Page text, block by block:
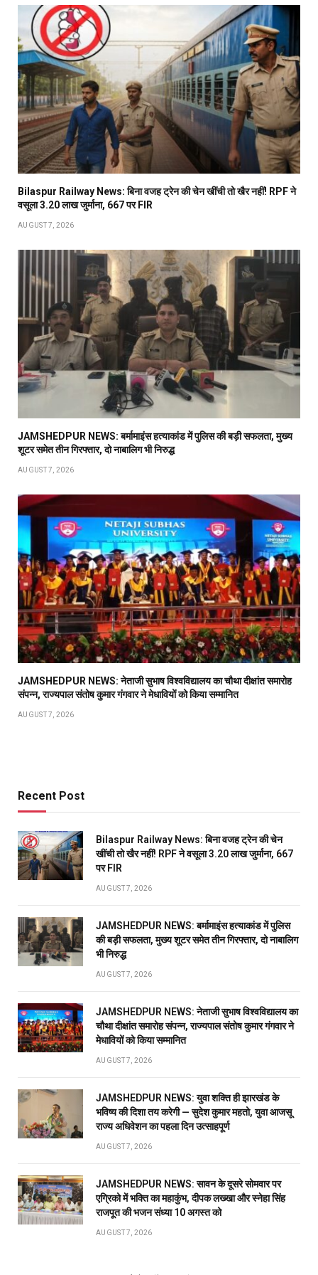
Bilaspur Railway News: बिना वजह ट्रेन की चेन खींची तो खैर नहीं! RPF ने
वसूला 3.20 लाख जुर्माना, 667 पर FIR
AUGUST 7, 2026
JAMSHEDPUR NEWS: बर्मामाइंस हत्याकांड में पुलिस की बड़ी सफलता, मुख्य
शूटर समेत तीन गिरफ्तार, दो नाबालिग भी निरुद्ध
AUGUST 7, 2026
JAMSHEDPUR NEWS: नेताजी सुभाष विश्वविद्यालय का चौथा दीक्षांत समारोह
संपन्न, राज्यपाल संतोष कुमार गंगवार ने मेधावियों को किया सम्मानित
AUGUST 7, 2026
Recent Post
Bilaspur Railway News: बिना वजह ट्रेन की चेन
खींची तो खैर नहीं! RPF ने वसूला 3.20 लाख जुर्माना, 667
पर FIR
AUGUST 7, 2026
JAMSHEDPUR NEWS: बर्मामाइंस हत्याकांड में पुलिस
की बड़ी सफलता, मुख्य शूटर समेत तीन गिरफ्तार, दो नाबालिग
भी निरुद्ध
AUGUST 7, 2026
JAMSHEDPUR NEWS: नेताजी सुभाष विश्वविद्यालय का
चौथा दीक्षांत समारोह संपन्न, राज्यपाल संतोष कुमार गंगवार ने
मेधावियों को किया सम्मानित
AUGUST 7, 2026
JAMSHEDPUR NEWS: युवा शक्ति ही झारखंड के
भविष्य की दिशा तय करेगी — सुदेश कुमार महतो, युवा आजसू
राज्य अधिवेशन का पहला दिन उत्साहपूर्ण
AUGUST 7, 2026
JAMSHEDPUR NEWS: सावन के दूसरे सोमवार पर
एग्रिको में भक्ति का महाकुंभ, दीपक लख्खा और स्नेहा सिंह
राजपूत की भजन संध्या 10 अगस्त को
AUGUST 7, 2026